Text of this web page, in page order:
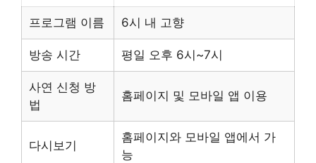
프로그램 이름 6시 내 고향
방송 시간 평일 오후 6시~7시
사연 신청 방
법
홈페이지 및 모바일 앱 이용
다시보기
홈페이지와 모바일 앱에서 가
능